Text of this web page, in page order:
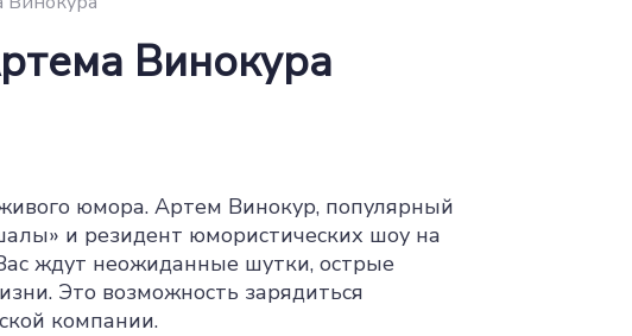
Винокура
юмора. Артем Винокур, популярный
и резидент юмористических шоу на
ждут неожиданные шутки, острые
Это возможность зарядиться
компании.